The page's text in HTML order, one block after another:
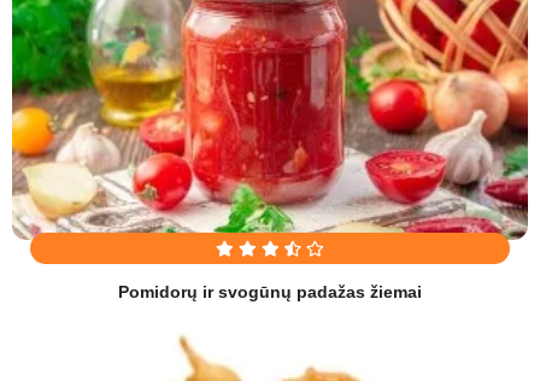
Pomidorų ir svogūnų padažas žiemai